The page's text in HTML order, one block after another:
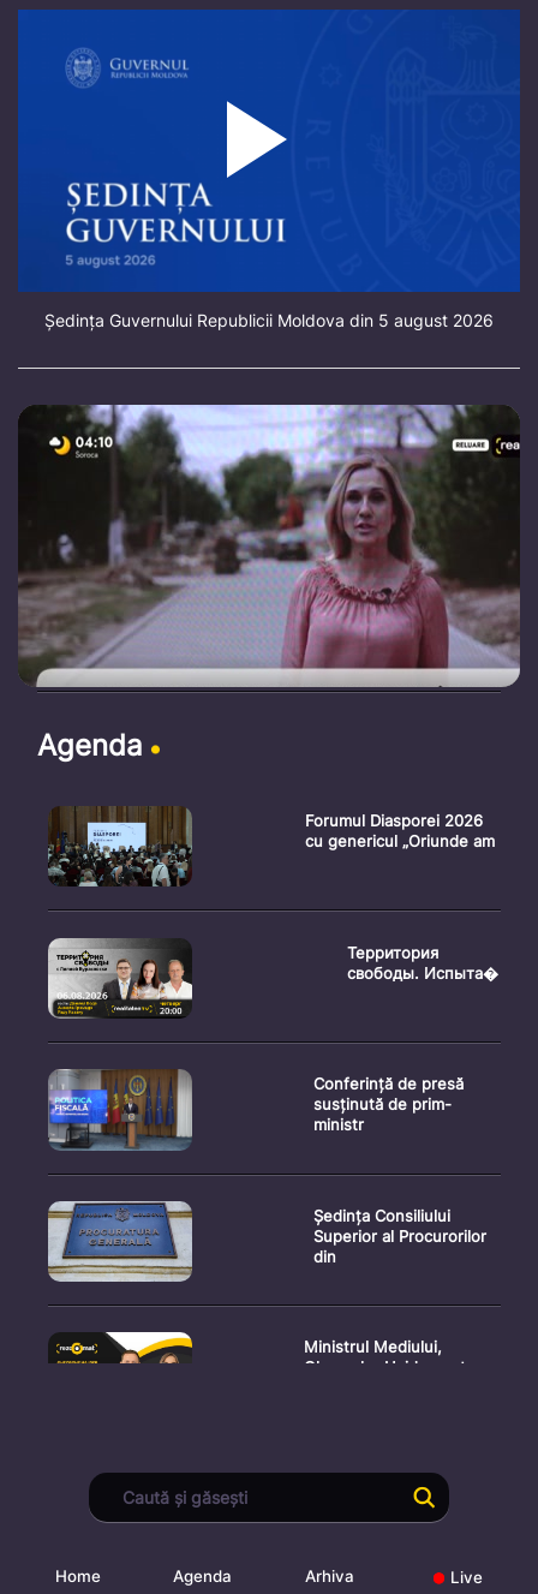
Ședința Guvernului Republicii Moldova din 5 august 2026
Agenda
Forumul Diasporei 2026
cu genericul „Oriunde am
Территория
свободы. Испыта�
Conferință de presă
susținută de prim-
ministr
Ședința Consiliului
Superior al Procurorilor
din
Ministrul Mediului,
Gheorghe Hajder, este
Consultări publice privind
proiectul de lege pent
Home Agenda Arhiva Live